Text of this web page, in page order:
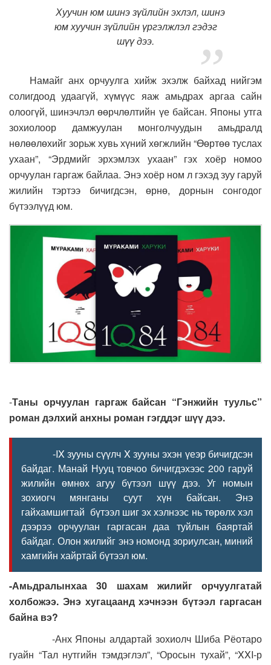
Хуучин юм шинэ зүйлийн эхлэл, шинэ
юм хуучин зүйлийн үргэлжлэл гэдэг
шүү дээ.
Намайг анх орчуулга хийж эхэлж байхад нийгэм
солигдоод удаагүй, хүмүүс яаж амьдрах аргаа сайн
олоогүй, шинэчлэл өөрчлөлтийн үе байсан. Японы утга
зохиолоор дамжуулан монголчуудын амьдралд
нөлөөлөхийг зорьж хувь хүний хөгжлийн “Өөртөө туслах
ухаан”, “Эрдмийг эрхэмлэх ухаан” гэх хоёр номоо
орчуулан гаргаж байлаа. Энэ хоёр ном л гэхэд зуу гаруй
жилийн тэртээ бичигдсэн, өрнө, дорнын сонгодог
бүтээлүүд юм.
-Таны орчуулан гаргаж байсан “Гэнжийн туульс”
роман дэлхий анхны роман гэгддэг шүү дээ.
-IX зууны сүүлч X зууны эхэн үеэр бичигдсэн
байдаг. Манай Нууц товчоо бичигдэхээс 200 гаруй
жилийн өмнөх агуу бүтээл шүү дээ. Уг номын
зохиогч мянганы суут хүн байсан. Энэ
гайхамшигтай бүтээл шиг эх хэлнээс нь төрөлх хэл
дээрээ орчуулан гаргасан даа туйлын баяртай
байдаг. Олон жилийг энэ номонд зориулсан, миний
хамгийн хайртай бүтээл юм.
-Амьдралынхаа 30 шахам жилийг орчуулгатай
холбожээ. Энэ хугацаанд хэчнээн бүтээл гаргасан
байна вэ?
-Анх Японы алдартай зохиолч Шиба Рёотаро
гуайн “Тал нутгийн тэмдэглэл”, “Оросын тухай”, “XXI-р